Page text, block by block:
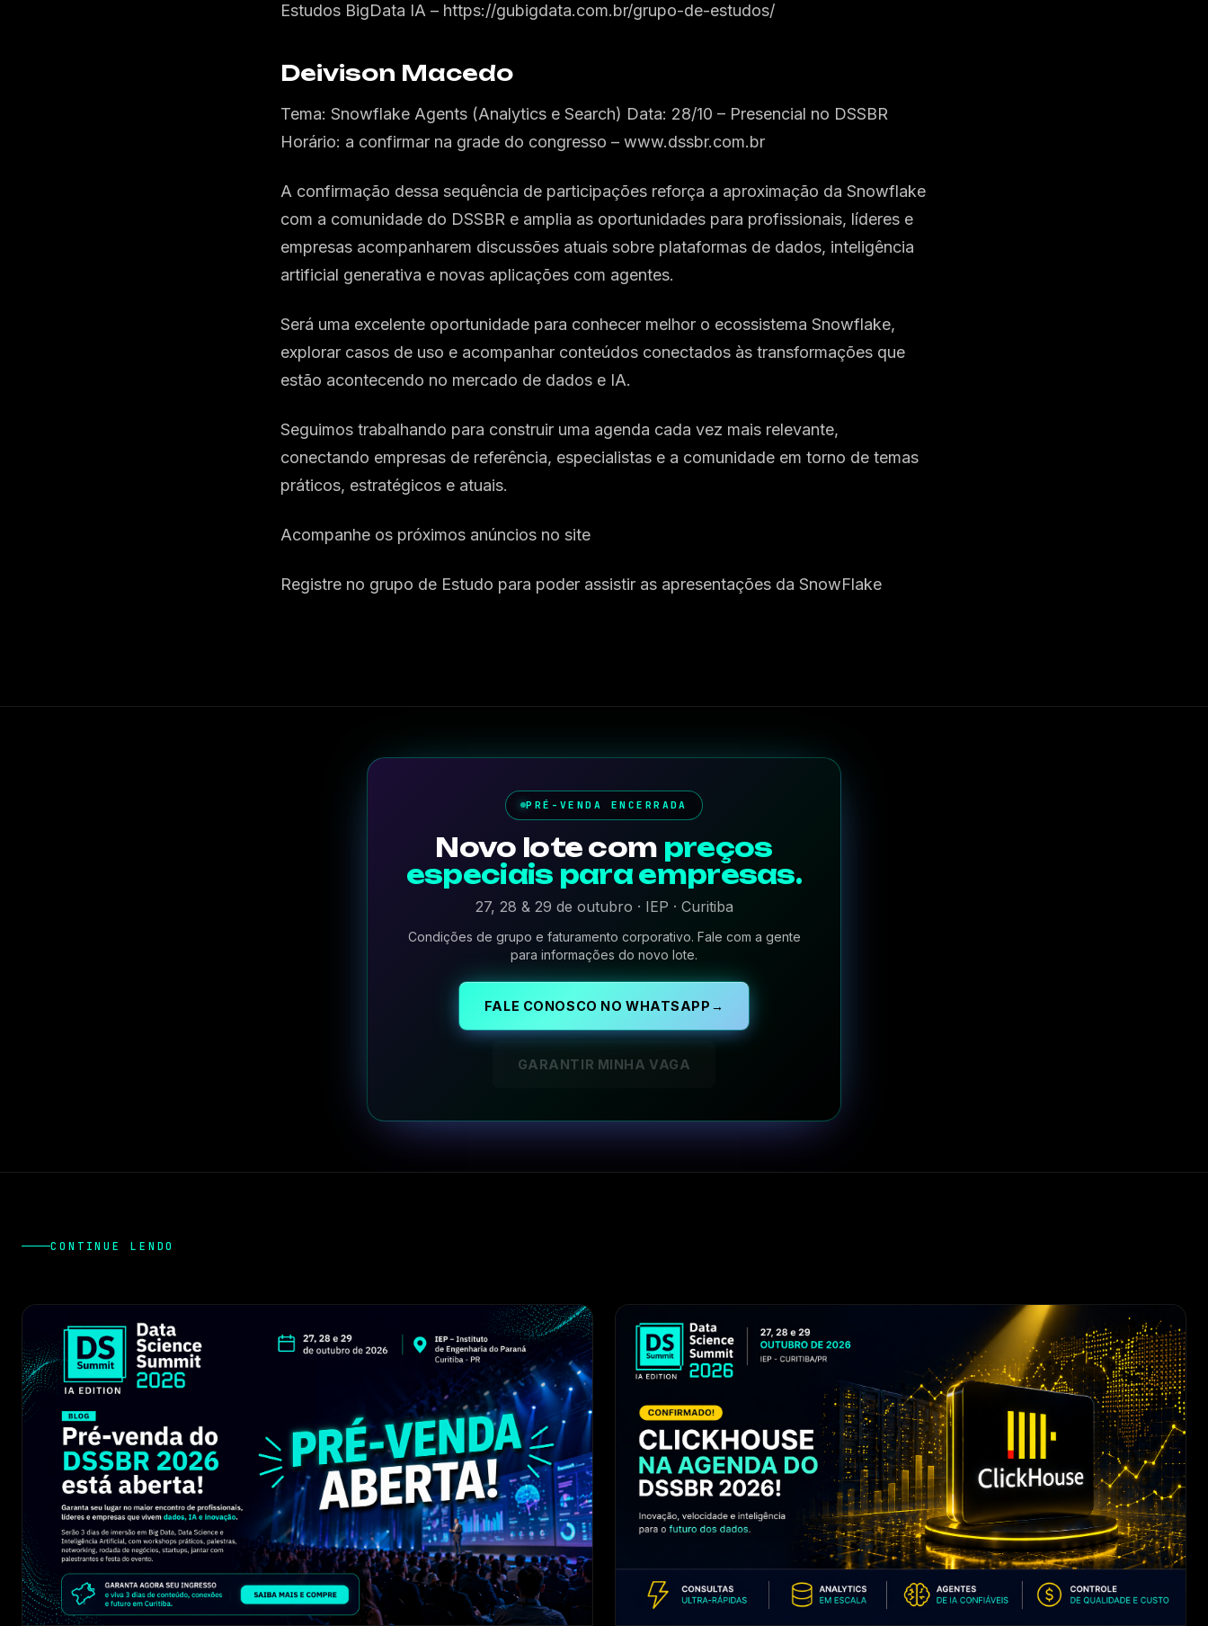
Estudos BigData IA – https://gubigdata.com.br/grupo-de-estudos/
Deivison Macedo
Tema: Snowflake Agents (Analytics e Search) Data: 28/10 – Presencial no DSSBR
Horário: a confirmar na grade do congresso – www.dssbr.com.br
A confirmação dessa sequência de participações reforça a aproximação da Snowflake
com a comunidade do DSSBR e amplia as oportunidades para profissionais, líderes e
empresas acompanharem discussões atuais sobre plataformas de dados, inteligência
artificial generativa e novas aplicações com agentes.
Será uma excelente oportunidade para conhecer melhor o ecossistema Snowflake,
explorar casos de uso e acompanhar conteúdos conectados às transformações que
estão acontecendo no mercado de dados e IA.
Seguimos trabalhando para construir uma agenda cada vez mais relevante,
conectando empresas de referência, especialistas e a comunidade em torno de temas
práticos, estratégicos e atuais.
Acompanhe os próximos anúncios no site
Registre no grupo de Estudo para poder assistir as apresentações da SnowFlake
PRÉ-VENDA ENCERRADA
Novo lote com preços
especiais para empresas.
27, 28 & 29 de outubro · IEP · Curitiba
Condições de grupo e faturamento corporativo. Fale com a gente
para informações do novo lote.
FALE CONOSCO NO WHATSAPP →
GARANTIR MINHA VAGA
CONTINUE LENDO